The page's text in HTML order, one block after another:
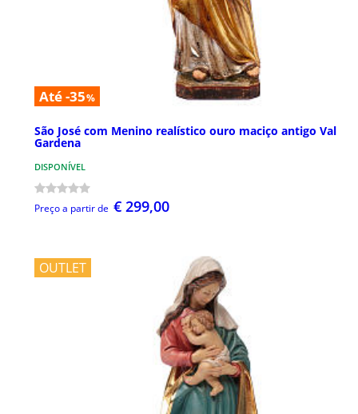
Até -35%
São José com Menino realístico ouro maciço antigo Val
Gardena
DISPONÍVEL
Preço a partir de € 299,00
OUTLET